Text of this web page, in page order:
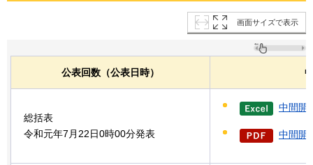
画面サイズで表示
公表回数（公表日時）
総括表
令和元年7月22日0時00分発表
中間開
中間開